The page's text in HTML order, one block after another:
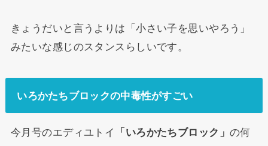
きょうだいと言うよりは「小さい子を思いやろう」
みたいな感じのスタンスらしいです。
いろかたちブロックの中毒性がすごい
今月号のエディユトイ 「いろかたちブロック」 の何